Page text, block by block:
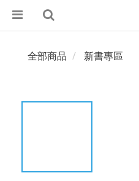
全部商品 新書專區